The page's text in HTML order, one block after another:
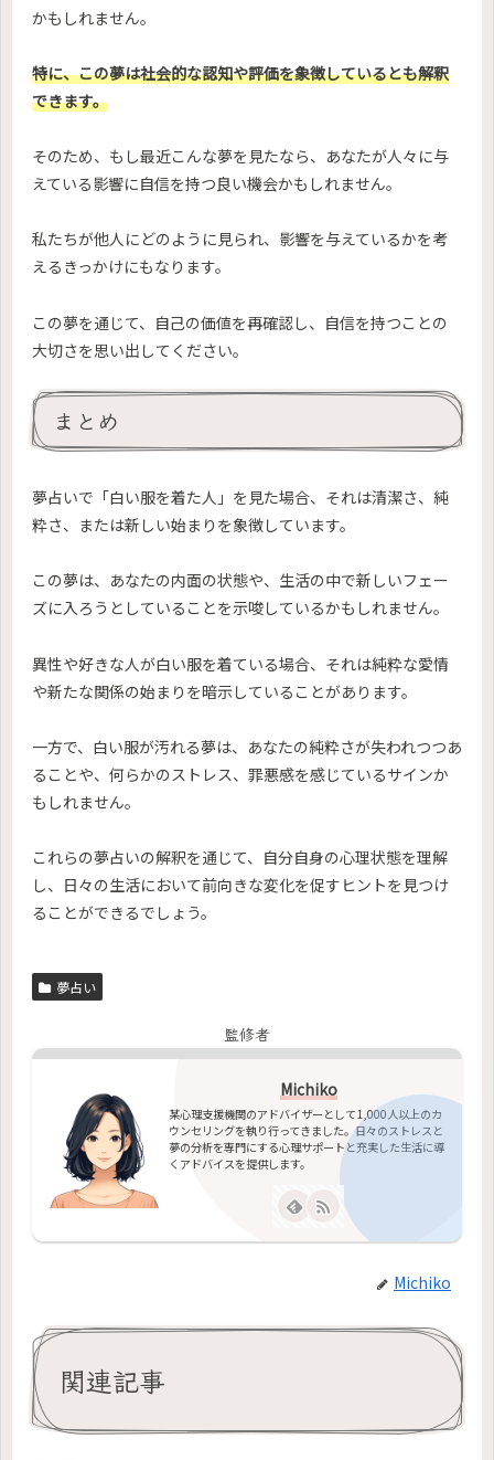
かもしれません。
特に、この夢は社会的な認知や評価を象徴しているとも解釈
できます。
そのため、もし最近こんな夢を見たなら、あなたが人々に与
えている影響に自信を持つ良い機会かもしれません。
私たちが他人にどのように見られ、影響を与えているかを考
えるきっかけにもなります。
この夢を通じて、自己の価値を再確認し、自信を持つことの
大切さを思い出してください。
まとめ
夢占いで「白い服を着た人」を見た場合、それは清潔さ、純
粋さ、または新しい始まりを象徴しています。
この夢は、あなたの内面の状態や、生活の中で新しいフェー
ズに入ろうとしていることを示唆しているかもしれません。
異性や好きな人が白い服を着ている場合、それは純粋な愛情
や新たな関係の始まりを暗示していることがあります。
一方で、白い服が汚れる夢は、あなたの純粋さが失われつつあ
ることや、何らかのストレス、罪悪感を感じているサインか
もしれません。
これらの夢占いの解釈を通じて、自分自身の心理状態を理解
し、日々の生活において前向きな変化を促すヒントを見つけ
ることができるでしょう。
夢占い
監修者
Michiko
某心理支援機関のアドバイザーとして1,000人以上のカ
ウンセリングを執り行ってきました。日々のストレスと
夢の分析を専門にする心理サポートと充実した生活に導
くアドバイスを提供します。
Michiko
関連記事